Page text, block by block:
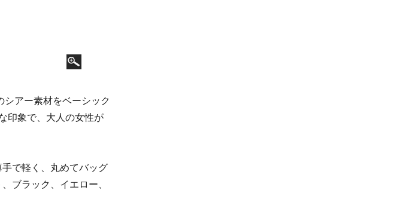
シアー素材をベーシック
印象で、大人の女性が
で軽く、丸めてバッグ
ブラック、イエロー、